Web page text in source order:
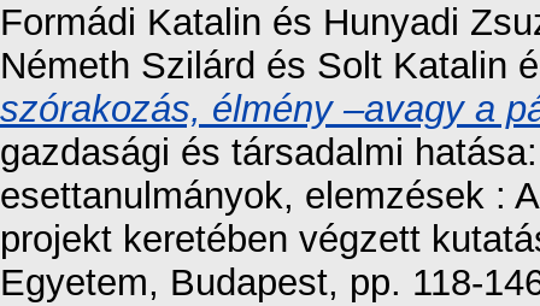
Formádi Katalin és Hunyadi
Németh Szilárd és Solt Katalin
szórakozás, élmény –avagy a
gazdasági és társadalmi
esettanulmányok, elemzések :
projekt keretében végzett
Egyetem, Budapest, pp. 118-